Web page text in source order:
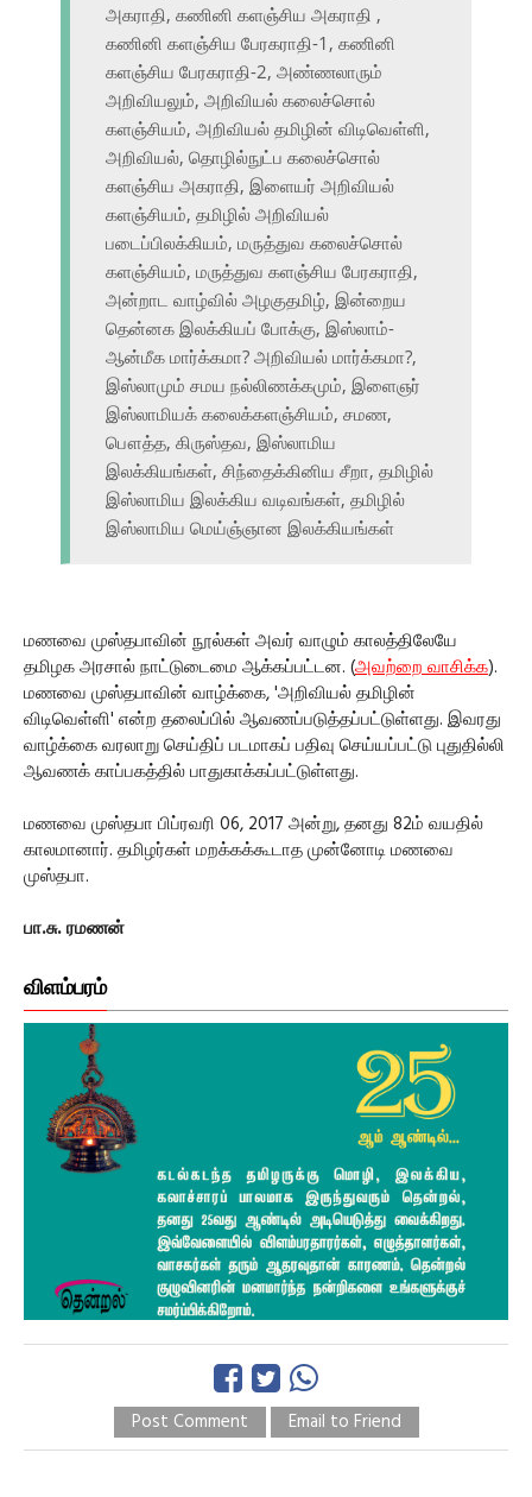
அகராதி, கணினி களஞ்சிய அகராதி ,
கணினி களஞ்சிய பேரகராதி-1, கணினி
களஞ்சிய பேரகராதி-2, அண்ணலாரும்
அறிவியலும், அறிவியல் கலைச்சொல்
களஞ்சியம், அறிவியல் தமிழின் விடிவெள்ளி,
அறிவியல், தொழில்நுட்ப கலைச்சொல்
களஞ்சிய அகராதி, இளையர் அறிவியல்
களஞ்சியம், தமிழில் அறிவியல்
படைப்பிலக்கியம், மருத்துவ கலைச்சொல்
களஞ்சியம், மருத்துவ களஞ்சிய பேரகராதி,
அன்றாட வாழ்வில் அழகுதமிழ், இன்றைய
தென்னக இலக்கியப் போக்கு, இஸ்லாம்-
ஆன்மீக மார்க்கமா? அறிவியல் மார்க்கமா?,
இஸ்லாமும் சமய நல்லிணக்கமும், இளைஞர்
இஸ்லாமியக் கலைக்களஞ்சியம், சமண,
பௌத்த, கிருஸ்தவ, இஸ்லாமிய
இலக்கியங்கள், சிந்தைக்கினிய சீறா, தமிழில்
இஸ்லாமிய இலக்கிய வடிவங்கள், தமிழில்
இஸ்லாமிய மெய்ஞ்ஞான இலக்கியங்கள்
மணவை முஸ்தபாவின் நூல்கள் அவர் வாழும் காலத்திலேயே
தமிழக அரசால் நாட்டுடைமை ஆக்கப்பட்டன. (அவற்றை வாசிக்க).
மணவை முஸ்தபாவின் வாழ்க்கை, 'அறிவியல் தமிழின்
விடிவெள்ளி' என்ற தலைப்பில் ஆவணப்படுத்தப்பட்டுள்ளது. இவரது
வாழ்க்கை வரலாறு செய்திப் படமாகப் பதிவு செய்யப்பட்டு புதுதில்லி
ஆவணக் காப்பகத்தில் பாதுகாக்கப்பட்டுள்ளது.
மணவை முஸ்தபா பிப்ரவரி 06, 2017 அன்று, தனது 82ம் வயதில்
காலமானார். தமிழர்கள் மறக்கக்கூடாத முன்னோடி மணவை
முஸ்தபா.
பா.சு. ரமணன்
விளம்பரம்
Post Comment Email to Friend